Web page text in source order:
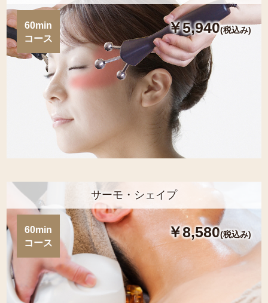
60min
コース
￥5,940(税込み)
サーモ・シェイプ
60min
コース
￥8,580(税込み)